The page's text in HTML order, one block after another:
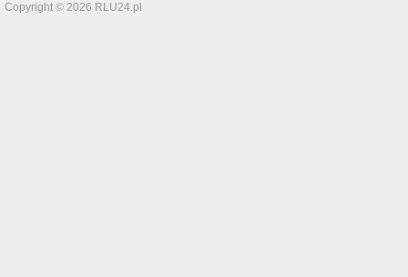
Copyright © 2026 RLU24.pl